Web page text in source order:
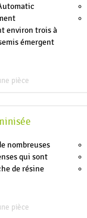
environ trois à
émergent
pièce
nombreuses
qui sont
de résine
pièce